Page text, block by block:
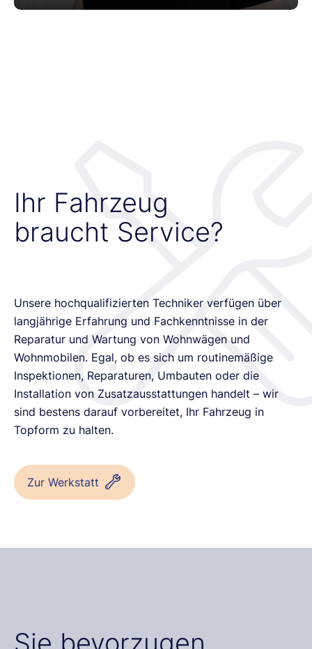
Ihr Fahrzeug
braucht Service?
Unsere hochqualifizierten Techniker verfügen über
langjährige Erfahrung und Fachkenntnisse in der
Reparatur und Wartung von Wohnwägen und
Wohnmobilen. Egal, ob es sich um routinemäßige
Inspektionen, Reparaturen, Umbauten oder die
Installation von Zusatzausstattungen handelt – wir
sind bestens darauf vorbereitet, Ihr Fahrzeug in
Topform zu halten.
Zur Werkstatt